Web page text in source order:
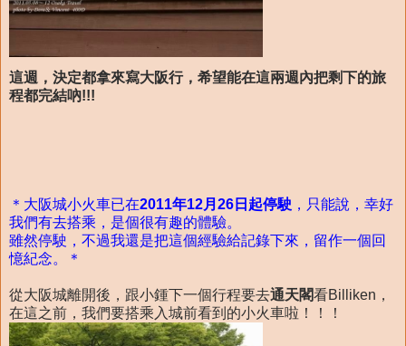
這週，決定都拿來寫大阪行，希望能在這兩週內把剩下的旅
程都完結吶!!!
＊大阪城小火車已在2011年12月26日起停駛 ，只能說，幸好
我們有去搭乘，是個很有趣的體驗。
雖然停駛，不過我還是把這個經驗給記錄下來，留作一個回
憶紀念。＊
從大阪城離開後，跟小鍾下一個行程要去通天閣看Billiken，
在這之前，我們要搭乘入城前看到的小火車啦！！！